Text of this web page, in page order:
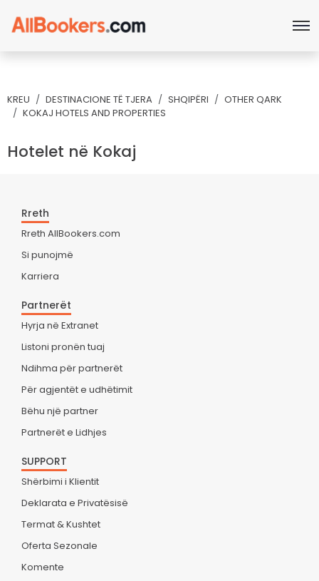
KREU DESTINACIONE TË TJERA SHQIPËRI
OTHER QARK
KOKAJ HOTELS AND PROPERTIES
Hotelet në Kokaj
Rreth
Rreth AllBookers.com
Si punojmë
Karriera
Partnerët
Hyrja në Extranet
Listoni pronën tuaj
Ndihma për partnerët
Për agjentët e udhëtimit
Bëhu një partner
Partnerët e Lidhjes
SUPPORT
Shërbimi i Klientit
Deklarata e Privatësisë
Termat & Kushtet
Oferta Sezonale
Komente